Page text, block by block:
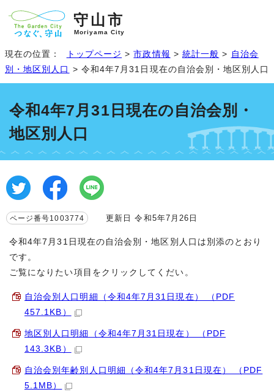
守山市
Moriyama City
現在の位置： トップページ >市政情報 > 統計一般 > 自治会
別・地区別人口 > 令和4年7月31日現在の自治会別・地区別人口
令和4年7月31日現在の自治会別・
地区別人口
ページ番号1003774 更新日 令和5年7月26日
令和4年7月31日現在の自治会別・地区別人口は別添のとおり
です。
ご覧になりたい項目をクリックしてくだい。
自治会別人口明細（令和4年7月31日現在） （PDF
457.1KB）
地区別人口明細（令和4年7月31日現在） （PDF
143.3KB）
自治会別年齢別人口明細（令和4年7月31日現在） （PDF
5.1MB）